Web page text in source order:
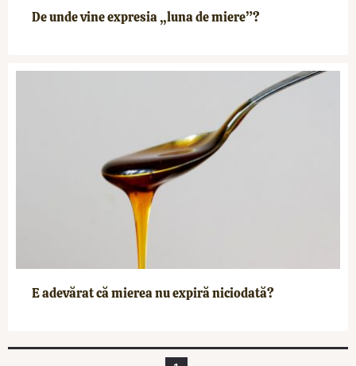
De unde vine expresia „luna de miere”?
E adevărat că mierea nu expiră niciodată?